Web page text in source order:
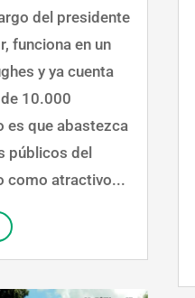
del presidente
funciona en un
y ya cuenta
10.000
es que abastezca
públicos del
como atractivo...